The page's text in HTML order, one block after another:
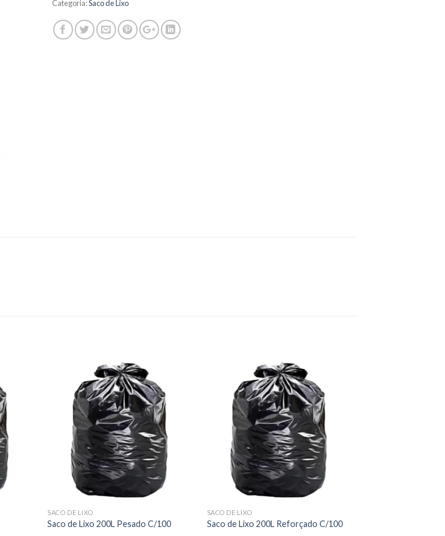
Categoria:Saco de Lixo
SACO DE LIXO
Saco de Lixo 200L Pesado C/100
SACO DE LIXO
Saco de Lixo 200L Reforçado C/100